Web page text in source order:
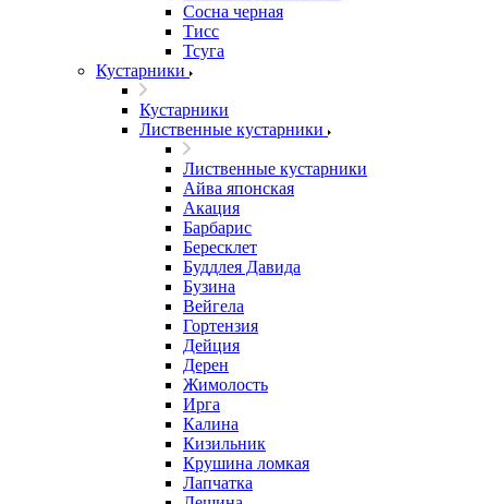
Сосна черная
Тисс
Тсуга
Кустарники
Кустарники
Лиственные кустарники
Лиственные кустарники
Айва японская
Акация
Барбарис
Бересклет
Буддлея Давида
Бузина
Вейгела
Гортензия
Дейция
Дерен
Жимолость
Ирга
Калина
Кизильник
Крушина ломкая
Лапчатка